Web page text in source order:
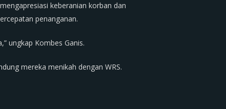
keberanian korban dan
penanganan.
ungkap Kombes Ganis.
mereka menikah dengan WRS.